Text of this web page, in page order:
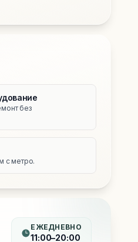
без
с метро.
ЕЖЕДНЕВНО
11:00–20:00